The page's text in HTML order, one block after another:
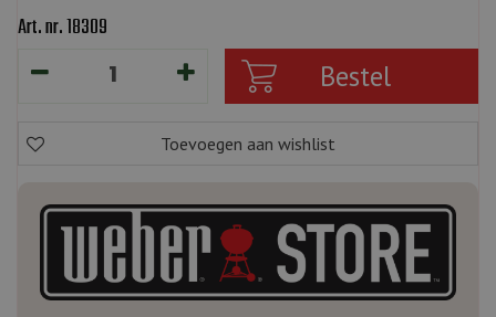
Art. nr. 18309